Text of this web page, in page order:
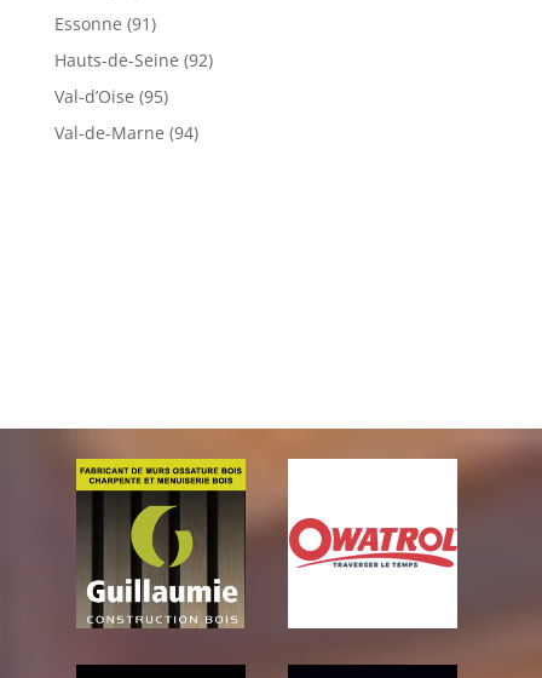
Essonne (91)
Hauts-de-Seine (92)
Val-d’Oise (95)
Val-de-Marne (94)